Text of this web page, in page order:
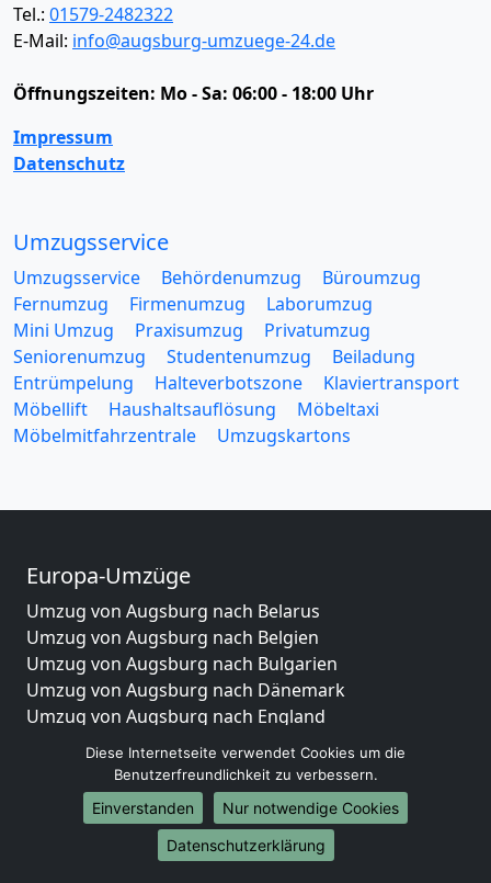
Tel.: 01579-2482322
E-Mail: info@augsburg-umzuege-24.de
Öffnungszeiten: Mo - Sa: 06:00 - 18:00 Uhr
Impressum
Datenschutz
Umzugsservice
Umzugsservice Behördenumzug
Büroumzug
Fernumzug
Firmenumzug
Laborumzug
Mini Umzug
Praxisumzug
Privatumzug
Seniorenumzug
Studentenumzug
Beiladung
Entrümpelung
Halteverbotszone
Klaviertransport
Möbellift
Haushaltsauflösung
Möbeltaxi
Möbelmitfahrzentrale
Umzugskartons
Europa-Umzüge
Umzug von Augsburg nach Belarus
Umzug von Augsburg nach Belgien
Umzug von Augsburg nach Bulgarien
Umzug von Augsburg nach Dänemark
Umzug von Augsburg nach England
Umzug von Augsburg nach Portugal
Umzug von Augsburg nach Bosnien
und Herzegowina
Umzug von Augsburg nach Irland
Umzug von Augsburg nach Lettland
Diese Internetseite verwendet Cookies um die
Benutzerfreundlichkeit zu verbessern.
Einverstanden
Nur notwendige Cookies
Datenschutzerklärung